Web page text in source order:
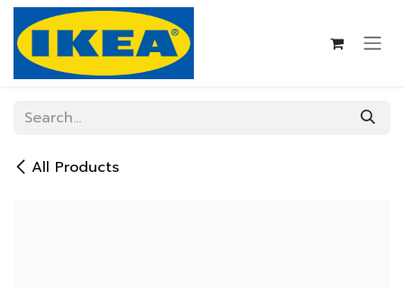
Skip to Content
All Products